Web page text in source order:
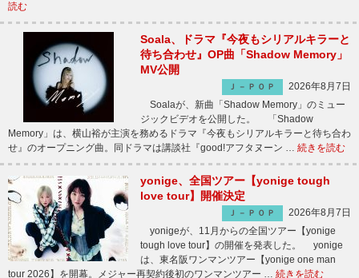
読む
Soala、ドラマ『今夜もシリアルキラーと
待ち合わせ』OP曲「Shadow Memory」
MV公開
Ｊ－ＰＯＰ
2026年8月7日
Soalaが、新曲「Shadow Memory」のミュー
ジックビデオを公開した。 「Shadow
Memory」は、横山裕が主演を務めるドラマ『今夜もシリアルキラーと待ち合わ
せ』のオープニング曲。同ドラマは講談社『good!アフタヌーン … 続きを読む
yonige、全国ツアー【yonige tough
love tour】開催決定
Ｊ－ＰＯＰ
2026年8月7日
yonigeが、11月からの全国ツアー【yonige
tough love tour】の開催を発表した。 yonige
は、東名阪ワンマンツアー【yonige one man
tour 2026】を開幕。メジャー再契約後初のワンマンツアー … 続きを読む